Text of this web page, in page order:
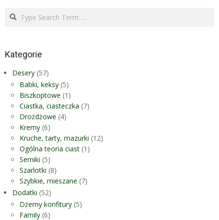
Search
Kategorie
Desery (57)
Babki, keksy (5)
Biszkoptowe (1)
Ciastka, ciasteczka (7)
Drożdżowe (4)
Kremy (6)
Kruche, tarty, mazurki (12)
Ogólna teoria ciast (1)
Serniki (5)
Szarlotki (8)
Szybkie, mieszane (7)
Dodatki (52)
Dżemy konfitury (5)
Family (6)